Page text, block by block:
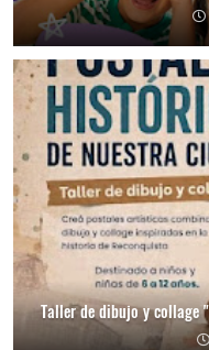
Taller de dibujo y collage